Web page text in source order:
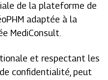
de la plateforme de
adaptée à la
MediConsult.
et respectant les
confidentialité, peut